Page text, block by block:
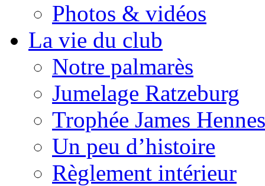
Photos & vidéos
La vie du club
Notre palmarès
Jumelage Ratzeburg
Trophée James
Un peu d’histoire
Règlement intérieur